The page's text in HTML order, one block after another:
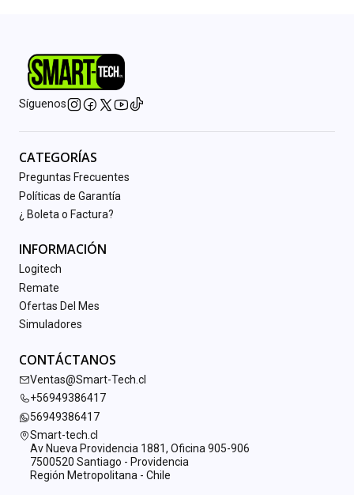
Síguenos
CATEGORÍAS
Preguntas Frecuentes
Políticas de Garantía
¿ Boleta o Factura?
INFORMACIÓN
Logitech
Remate
Ofertas Del Mes
Simuladores
CONTÁCTANOS
Ventas@Smart-Tech.cl
+56949386417
56949386417
Smart-tech.cl
Av Nueva Providencia 1881, Oficina 905-906
7500520 Santiago - Providencia
Región Metropolitana - Chile